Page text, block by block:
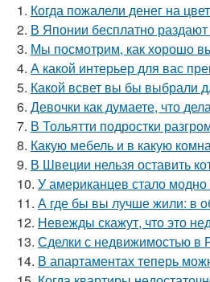
1. Когда пожалели денег на
2. В Японии бесплатно
3. Мы посмотрим, как хорошо
4. А какой интерьер для вас
5. Какой всвет вы бы выбрали
6. Девочки как думаете, что
7. В Тольятти подростки
8. Какую мебель и в какую
9. В Швеции нельзя оставить
10. У американцев стало модно
11. А где бы вы лучше жили: в
12. Невежды скажут, что это
13. Сделки с недвижимостью в
14. В апартаментах теперь